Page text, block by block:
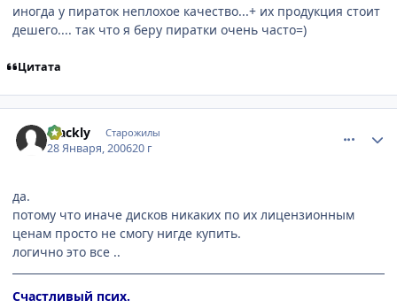
иногда у пираток неплохое качество...+ их продукция стоит
дешего.... так что я беру пиратки очень часто=)
Цитата
Blackly Старожилы
28 Января, 200620 г
да.
потому что иначе дисков никаких по их лицензионным
ценам просто не смогу нигде купить.
логично это все ..
Счастливый псих.